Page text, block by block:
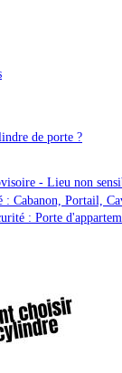
de porte ?
- Lieu non
: Cabanon, Portail,
: Porte